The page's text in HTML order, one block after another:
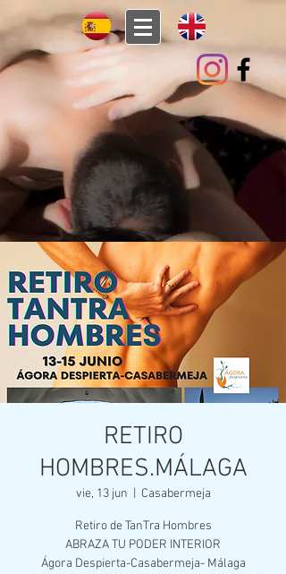
RETIRO
HOMBRES.MÁLAGA
vie, 13 jun Casabermeja
Retiro de TanTra Hombres
ABRAZA TU PODER INTERIOR
Ágora Despierta-Casabermeja- Málaga